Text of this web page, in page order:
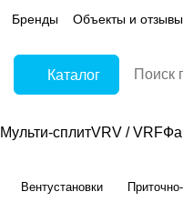
Бренды Объекты и отзывы
Каталог
Мульти-сплитVRV / VRF
Вентустановки